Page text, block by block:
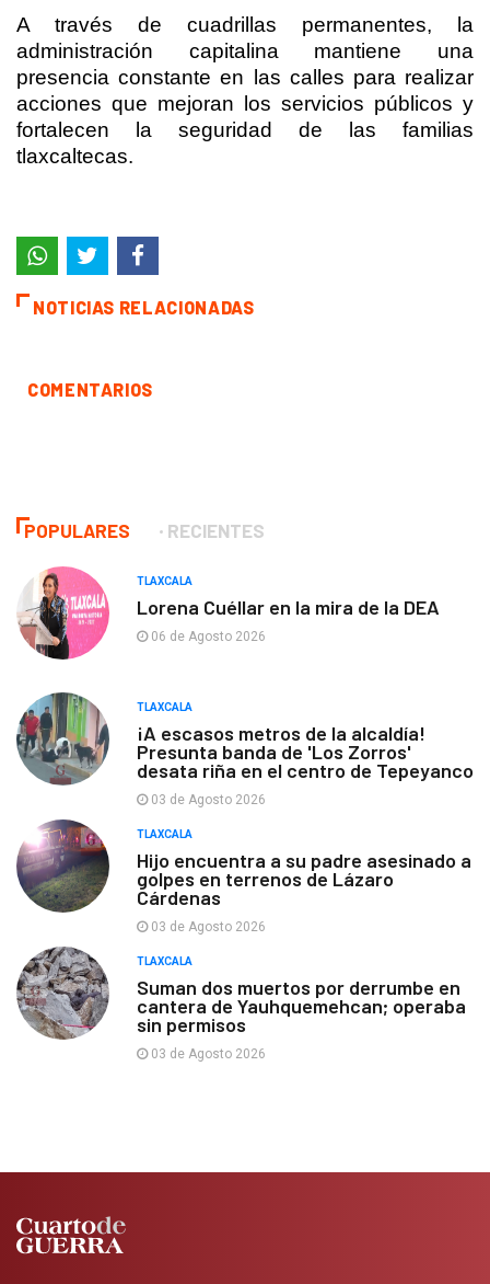
A través de cuadrillas permanentes, la
administración capitalina mantiene una
presencia constante en las calles para realizar
acciones que mejoran los servicios públicos y
fortalecen la seguridad de las familias
tlaxcaltecas.
NOTICIAS RELACIONADAS
COMENTARIOS
POPULARES RECIENTES
TLAXCALA
Lorena Cuéllar en la mira de la DEA
06 de Agosto 2026
TLAXCALA
¡A escasos metros de la alcaldía!
Presunta banda de 'Los Zorros'
desata riña en el centro de Tepeyanco
03 de Agosto 2026
TLAXCALA
Hijo encuentra a su padre asesinado a
golpes en terrenos de Lázaro
Cárdenas
03 de Agosto 2026
TLAXCALA
Suman dos muertos por derrumbe en
cantera de Yauhquemehcan; operaba
sin permisos
03 de Agosto 2026